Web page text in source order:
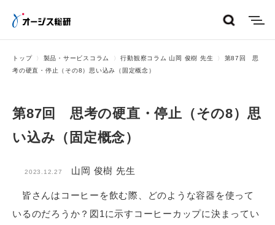
トップ 製品・サービスコラム 行動観察コラム 山岡 俊樹 先生
第87回 思
考の硬直・停止（その8）思い込み（固定概念）
第87回 思考の硬直・停止（その8）思
い込み（固定概念）
2023.12.27 山岡 俊樹 先生
皆さんはコーヒーを飲む際、どのような容器を使って
いるのだろうか？図1に示すコーヒーカップに決まってい